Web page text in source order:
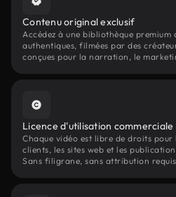
Contenu original exclusif
Accédez à une bibliothèque premium
authentiques, filmées par des
conçues pour la narration, le
Licence d'utilisation commerciale
Chaque vidéo est libre de droits
clients, les sites web et les
Sans filigrane, sans attribution